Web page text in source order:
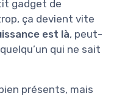
gadget de
ça devient vite
est là, peut-
qui ne sait
présents, mais